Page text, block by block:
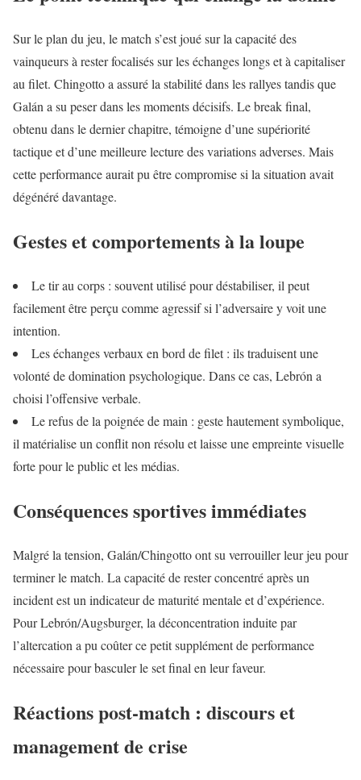
Sur le plan du jeu, le match s’est joué sur la capacité des
vainqueurs à rester focalisés sur les échanges longs et à capitaliser
au filet. Chingotto a assuré la stabilité dans les rallyes tandis que
Galán a su peser dans les moments décisifs. Le break final,
obtenu dans le dernier chapitre, témoigne d’une supériorité
tactique et d’une meilleure lecture des variations adverses. Mais
cette performance aurait pu être compromise si la situation avait
dégénéré davantage.
Gestes et comportements à la loupe
Le tir au corps : souvent utilisé pour déstabiliser, il peut
facilement être perçu comme agressif si l’adversaire y voit une
intention.
Les échanges verbaux en bord de filet : ils traduisent une
volonté de domination psychologique. Dans ce cas, Lebrón a
choisi l’offensive verbale.
Le refus de la poignée de main : geste hautement symbolique,
il matérialise un conflit non résolu et laisse une empreinte visuelle
forte pour le public et les médias.
Conséquences sportives immédiates
Malgré la tension, Galán/Chingotto ont su verrouiller leur jeu pour
terminer le match. La capacité de rester concentré après un
incident est un indicateur de maturité mentale et d’expérience.
Pour Lebrón/Augsburger, la déconcentration induite par
l’altercation a pu coûter ce petit supplément de performance
nécessaire pour basculer le set final en leur faveur.
Réactions post-match : discours et
management de crise